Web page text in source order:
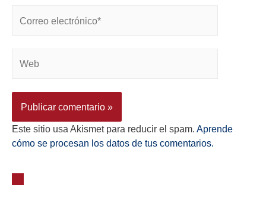
Este sitio usa Akismet para reducir el spam. Aprende
cómo se procesan los datos de tus comentarios.